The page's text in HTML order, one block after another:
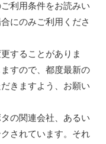
利用条件をお読みい
にのみご利用くださ
することがありま
すので、都度最新の
きますよう、お願い
の関連会社、あるい
されています。それ